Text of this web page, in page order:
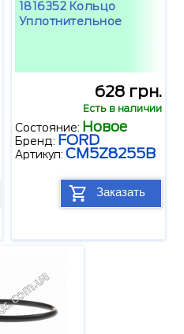
1816352 Кольцо
Уплотнительное
628 грн.
Есть в наличии
Состояние: Новое
Бренд: FORD
Артикул: CM5Z8255B
Заказать